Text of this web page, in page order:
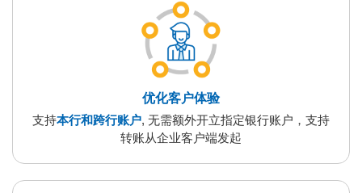
优化客户体验
支持本行和跨行账户, 无需额外开立指定银行账户，支持
转账从企业客户端发起